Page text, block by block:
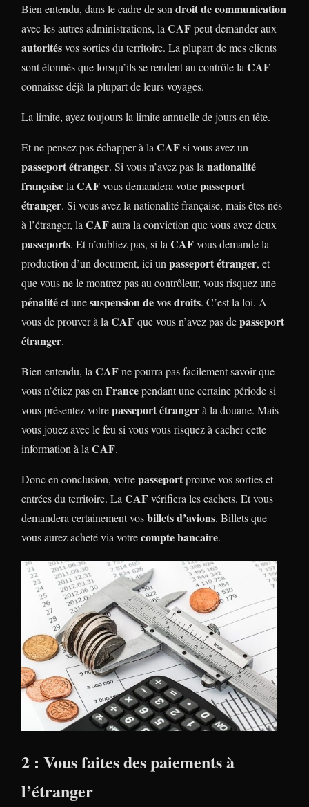
Bien entendu, dans le cadre de son droit de communication
avec les autres administrations, la CAFpeut demander aux
autoritésvos sorties du territoire. La plupart de mes clients
sont étonnés que lorsqu’ils se rendent au contrôle la CAF
connaisse déjà la plupart de leurs voyages.
La limite, ayez toujours la limite annuelle de jours en tête.
Et ne pensez pas échapper à la CAFsi vous avez un
passeport étranger. Si vous n’avez pas la nationalité
françaisela CAFvous demandera votrepasseport
étranger. Si vous avez la nationalité française, mais êtes nés
à l’étranger, la CAFaura la conviction que vous avez deux
passeports. Et n’oubliez pas, si la CAFvous demande la
production d’un document, ici un passeport étranger, et
que vous ne le montrez pas au contrôleur, vous risquez une
pénalitéet unesuspension de vos droits. C’est la loi. A
vous de prouver à la CAFque vous n’avez pas depasseport
étranger.
Bien entendu, la CAFne pourra pas facilement savoir que
vous n’étiez pas en Francependant une certaine période si
vous présentez votrepasseport étrangerà la douane. Mais
vous jouez avec le feu si vous vous risquez à cacher cette
information à la CAF.
Donc en conclusion, votrepasseportprouve vos sorties et
entrées du territoire. La CAFvérifiera les cachets. Et vous
demandera certainement vosbillets d’avions. Billets que
vous aurez acheté via votrecompte bancaire.
2 : Vous faites des paiements à
l’étranger